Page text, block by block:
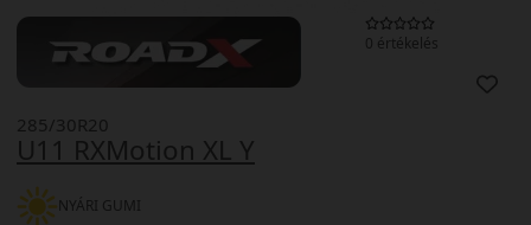
0 értékelés
U11 RXMotion XL Y
285/30R20
NYÁRI GUMI